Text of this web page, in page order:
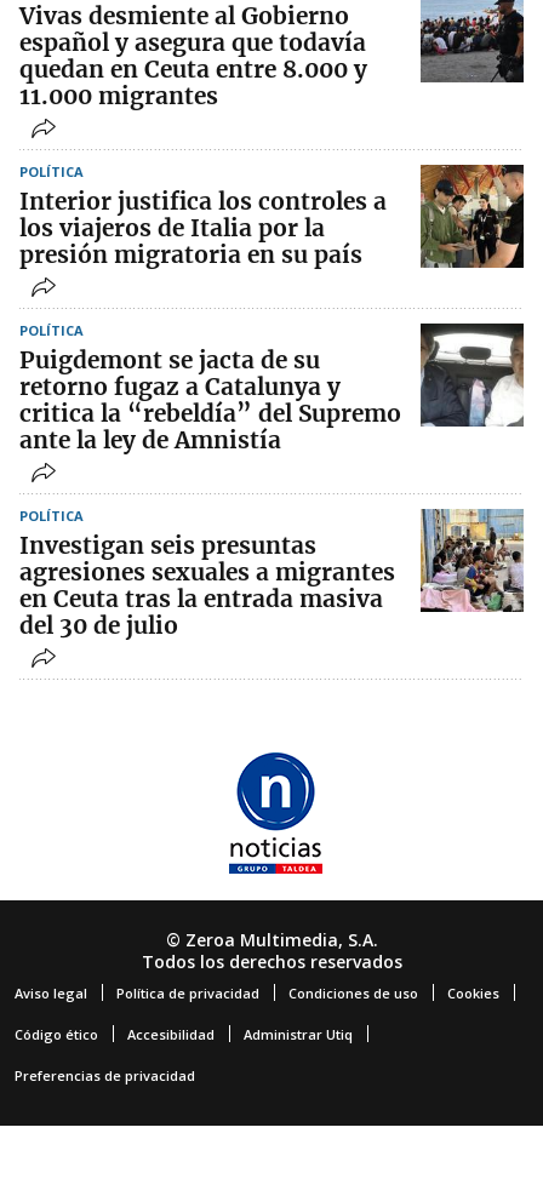
Vivas desmiente al Gobierno
español y asegura que todavía
quedan en Ceuta entre 8.000 y
11.000 migrantes
POLÍTICA
Interior justifica los controles a
los viajeros de Italia por la
presión migratoria en su país
POLÍTICA
Puigdemont se jacta de su
retorno fugaz a Catalunya y
critica la “rebeldía” del Supremo
ante la ley de Amnistía
POLÍTICA
Investigan seis presuntas
agresiones sexuales a migrantes
en Ceuta tras la entrada masiva
del 30 de julio
© Zeroa Multimedia, S.A.
Todos los derechos reservados
Aviso legal Política de privacidad Condiciones de uso Cookies
Código ético Accesibilidad Administrar Utiq
Preferencias de privacidad